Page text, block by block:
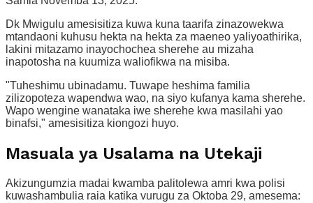
Dk Mwigulu amesisitiza kuwa kuna taarifa zinazowekwa
mtandaoni kuhusu hekta na hekta za maeneo yaliyoathirika,
lakini mitazamo inayochochea sherehe au mizaha
inapotosha na kuumiza waliofikwa na misiba.
"Tuheshimu ubinadamu. Tuwape heshima familia
zilizopoteza wapendwa wao, na siyo kufanya kama sherehe.
Wapo wengine wanataka iwe sherehe kwa masilahi yao
binafsi," amesisitiza kiongozi huyo.
Masuala ya Usalama na Utekaji
Akizungumzia madai kwamba palitolewa amri kwa polisi
kuwashambulia raia katika vurugu za Oktoba 29, amesema: